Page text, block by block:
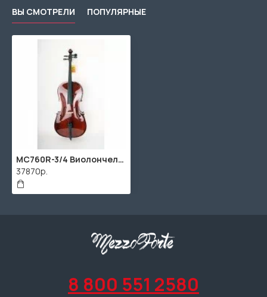
ВЫ СМОТРЕЛИ ПОПУЛЯРНЫЕ
MC760R-3/4 Виолончель 3/4, с чехлом и смычком Caraya
37870р.
8 800 551 2580